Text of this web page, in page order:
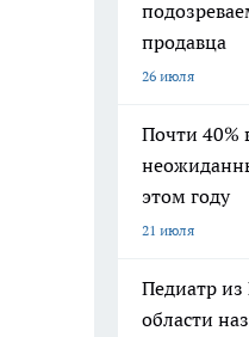
продавца
26 июля
Почти 40%
этом году
21 июля
Педиатр из
области